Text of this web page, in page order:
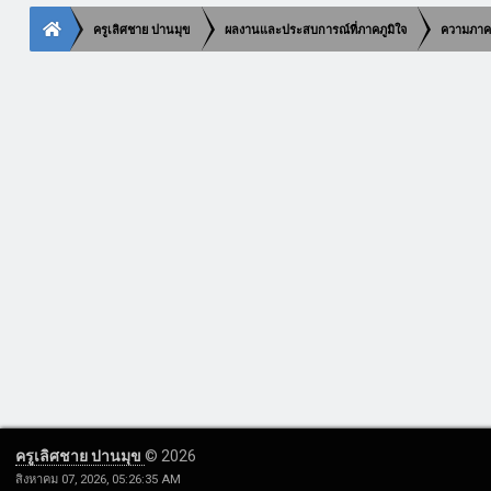
ครูเลิศชาย ปานมุข ผลงานและประสบการณ์ที่ภาคภูมิใจ ความภา
ครูเลิศชาย ปานมุข © 2026
สิงหาคม 07, 2026, 05:26:35 AM